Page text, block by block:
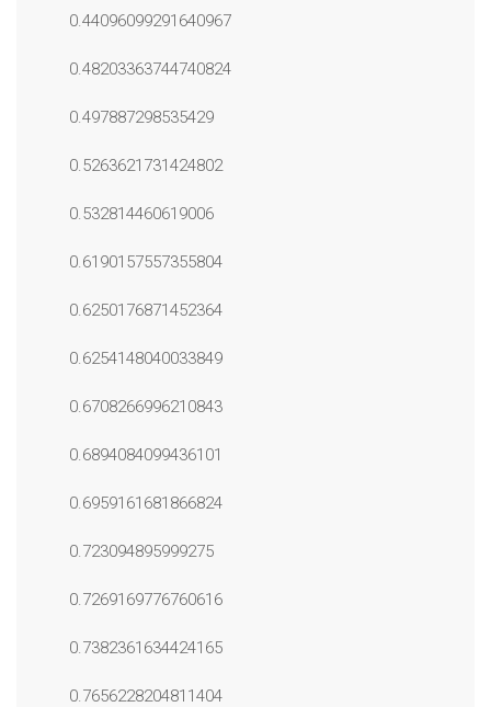
0.44096099291640967
0.48203363744740824
0.497887298535429
0.5263621731424802
0.532814460619006
0.6190157557355804
0.6250176871452364
0.6254148040033849
0.6708266996210843
0.6894084099436101
0.6959161681866824
0.723094895999275
0.7269169776760616
0.7382361634424165
0.7656228204811404